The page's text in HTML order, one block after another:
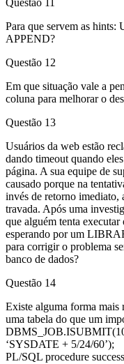
Questão 11
Para que servem as
APPEND?
Questão 12
Em que situação vale a
coluna para melhorar o
Questão 13
Usuários da web estão
dando timeout quando
página. A sua equipe de
causado porque na
invés de retorno imediato,
travada. Após uma
que alguém tenta executar
esperando por um
para corrigir o problema
banco de dados?
Questão 14
Existe alguma forma
uma tabela do que um
‘SYSDATE + 5/24/60’);
PL/SQL procedure